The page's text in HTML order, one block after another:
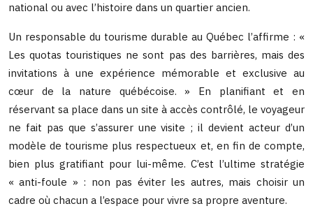
national ou avec l’histoire dans un quartier ancien.
Un responsable du tourisme durable au Québec l’affirme : «
Les quotas touristiques ne sont pas des barrières, mais des
invitations à une expérience mémorable et exclusive au
cœur de la nature québécoise. » En planifiant et en
réservant sa place dans un site à accès contrôlé, le voyageur
ne fait pas que s’assurer une visite ; il devient acteur d’un
modèle de tourisme plus respectueux et, en fin de compte,
bien plus gratifiant pour lui-même. C’est l’ultime stratégie
« anti-foule » : non pas éviter les autres, mais choisir un
cadre où chacun a l’espace pour vivre sa propre aventure.